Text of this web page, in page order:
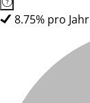
8.75% pro Jahr